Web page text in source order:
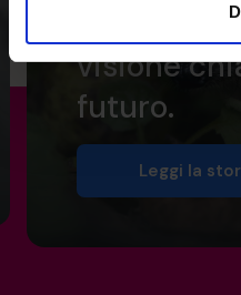
Wild
visione
futuro.
Leggi la